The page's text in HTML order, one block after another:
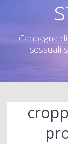
Canpagna
sessuali